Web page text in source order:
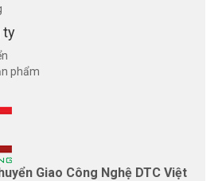
ty
phẩm
Giao Công Nghệ DTC Việt